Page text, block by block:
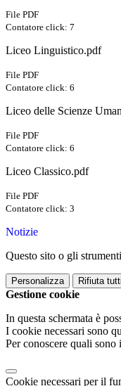
File PDF
Contatore click: 7
Liceo Linguistico.pdf
File PDF
Contatore click: 6
Liceo delle Scienze
File PDF
Contatore click: 6
Liceo Classico.pdf
File PDF
Contatore click: 3
Notizie
Questo sito o gli
Personalizza Rifiuta tutti
Gestione cookie
In questa schermata è
I cookie necessari sono
Per conoscere quali
Cookie necessari per il